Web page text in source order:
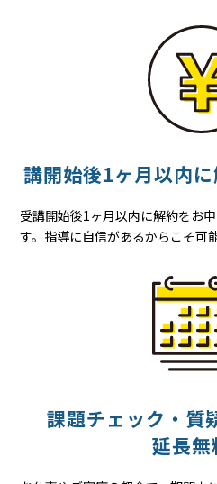
講開始後1ヶ月以内に
受講開始後1ヶ月以内に解約をお
す。指導に自信があるからこそ可
課題チェック・質
延長無